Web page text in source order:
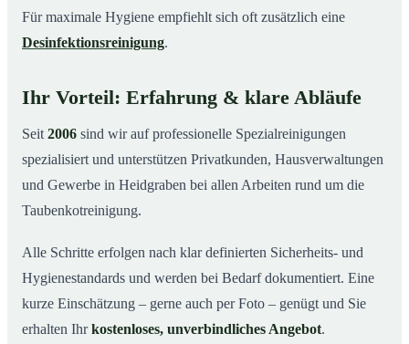
Für maximale Hygiene empfiehlt sich oft zusätzlich eine
Desinfektionsreinigung.
Ihr Vorteil: Erfahrung & klare Abläufe
Seit 2006 sind wir auf professionelle Spezialreinigungen
spezialisiert und unterstützen Privatkunden, Hausverwaltungen
und Gewerbe in Heidgraben bei allen Arbeiten rund um die
Taubenkotreinigung.
Alle Schritte erfolgen nach klar definierten Sicherheits- und
Hygienestandards und werden bei Bedarf dokumentiert. Eine
kurze Einschätzung – gerne auch per Foto – genügt und Sie
erhalten Ihrkostenloses, unverbindliches Angebot.